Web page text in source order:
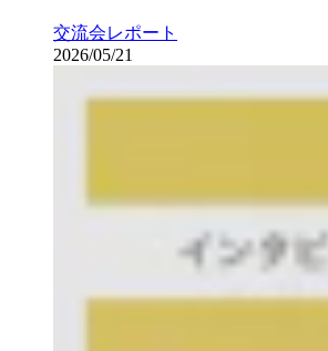
交流会レポート
2026/05/21